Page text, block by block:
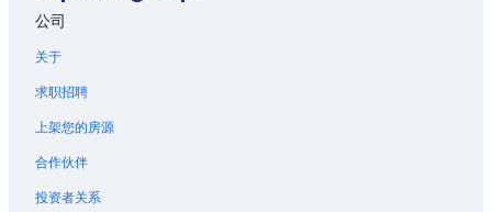
公司
关于
求职招聘
上架您的房源
合作伙伴
投资者关系